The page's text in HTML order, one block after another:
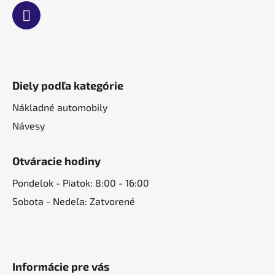
Diely podľa kategórie
Nákladné automobily
Návesy
Otváracie hodiny
Pondelok - Piatok: 8:00 - 16:00
Sobota - Nedeľa: Zatvorené
Informácie pre vás